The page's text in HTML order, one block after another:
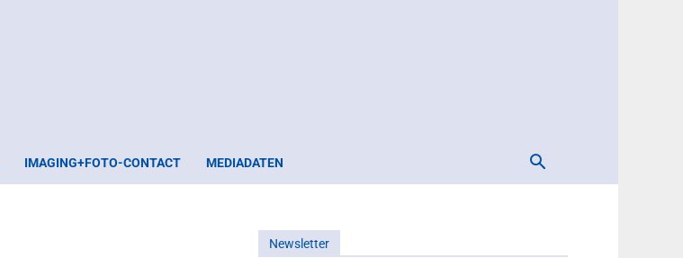
IMAGING+FOTO-CONTACT MEDIADATEN
Newsletter